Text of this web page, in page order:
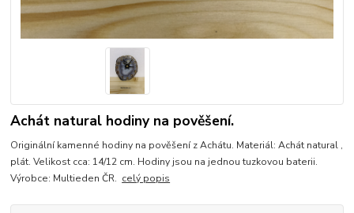
Achát natural hodiny na pověšení.
Originální kamenné hodiny na pověšení z Achátu. Materiál: Achát natural ,
plát. Velikost cca: 14/12 cm. Hodiny jsou na jednou tuzkovou baterii.
Výrobce: Multieden ČR. celý popis